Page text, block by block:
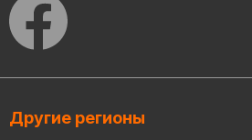
Другие регионы